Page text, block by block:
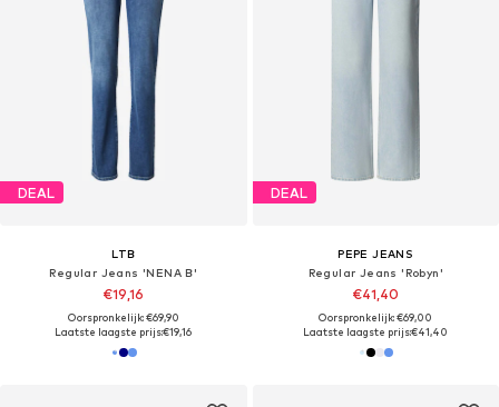
DEAL
LTB
Regular Jeans 'NENA B'
€19,16
Oorspronkelijk: €69,90
Laatste laagste prijs:€19,16
DEAL
PEPE JEANS
Regular Jeans 'Robyn'
€41,40
Oorspronkelijk: €69,00
Laatste laagste prijs:€41,40